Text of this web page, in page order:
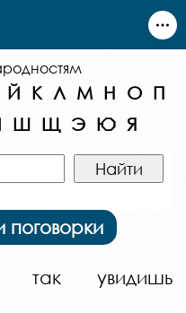
Й К Л М Н О П
Ш Щ Э Ю Я
поговорки
так увидишь